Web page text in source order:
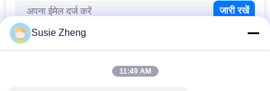
सैन्य कैडेट कैप
लोकप्रिय श्रेणियां
Susie Zheng
11:49 AM